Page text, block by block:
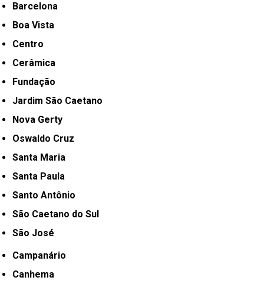
Barcelona
Boa Vista
Centro
Cerâmica
Fundação
Jardim São Caetano
Nova Gerty
Oswaldo Cruz
Santa Maria
Santa Paula
Santo Antônio
São Caetano do Sul
São José
Campanário
Canhema